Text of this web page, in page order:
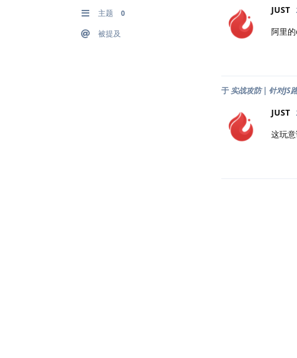
主题 0
被提及
JUST
阿里
于 实战攻防 | 针对JS
JUST
这玩